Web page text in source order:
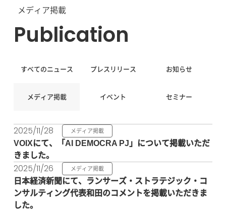
メディア掲載
publication
すべてのニュース プレスリリース お知らせ
メディア掲載 イベント セミナー
2025/11/28 メディア掲載
VOIXにて、「AI DEMOCRA PJ」について掲載いただ
きました。
2025/11/26 メディア掲載
日本経済新聞にて、ランサーズ・ストラテジック・コ
ンサルティング代表和田のコメントを掲載いただきま
した。